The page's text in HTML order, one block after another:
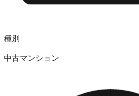
種別
中古マンション